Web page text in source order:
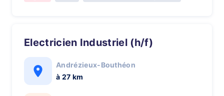
Electricien Industriel (h/f)
Andrézieux-Bouthéon
à 27 km